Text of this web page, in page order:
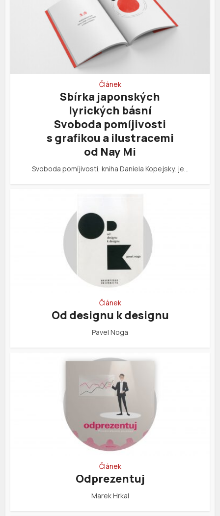
Článek
Sbírka japonských
lyrických básní
Svoboda pomíjivosti
s grafikou a ilustracemi
od Nay Mi
Svoboda pomíjivosti, kniha Daniela Kopejsky, je…
Článek
Od designu k designu
Pavel Noga
Článek
Odprezentuj
Marek Hrkal